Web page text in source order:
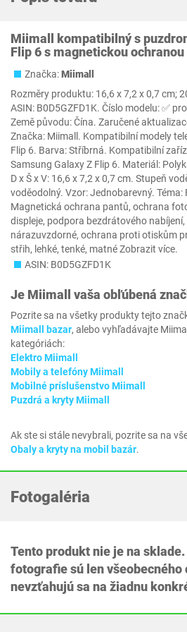
Miimall kompatibilný s
Flip 6 s magnetickou
Značka:Miimall
Rozměry produktu: 16,6 x 7,2 x 0,7 cm;
ASIN: B0D5GZFD1K. Číslo modelu: ✅
Země původu: Čína. Zaručené
Značka: Miimall. Kompatibilní modely
Flip 6. Barva: Stříbrná. Kompatibilní
Samsung Galaxy Z Flip 6. Materiál:
D x Š x V: 16,6 x 7,2 x 0,7 cm. Stupeň
voděodolný. Vzor: Jednobarevný. Téma:
Magnetická ochrana pantů, ochrana
displeje, podpora bezdrátového
nárazuvzdorné, ochrana proti otiskům
střih, lehké, tenké, matné Zobrazit více.
ASIN: B0D5GZFD1K
Je Miimall vaša obľúbená
Pozrite sa na všetky produkty tejto
Miimall bazar, alebo vyhľadávajte
kategóriách:
Elektro Miimall
Mobily a telefóny Miimall
Mobilné príslušenstvo Miimall
Puzdrá a kryty Miimall
Ak ste si stále nevybrali, pozrite sa na
Obaly a kryty na mobil bazár.
Fotogaléria
Tento produkt nie je na
fotografie sú len všeobecného
nevzťahujú sa na žiadnu